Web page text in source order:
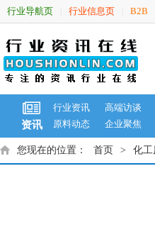
行业导航页 行业信息页 B2B
资讯
行业资讯
高端访谈
原料动态
企业聚焦
您现在的位置： 首页 > 化工